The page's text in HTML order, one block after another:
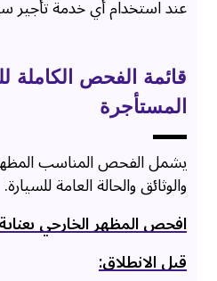
عند استخدام أي خدمة تأجير
قائمة الفحص الكاملة
المستأجرة
يشمل الفحص المناسب المظهر
والوثائق والحالة العامة للسيارة.
افحص المظهر الخارجي
قبل الانطلاق: